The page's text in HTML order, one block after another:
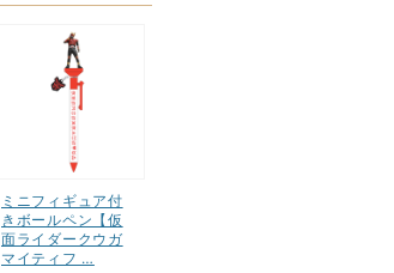
ミニフィギュア付
きボールペン【仮
面ライダークウガ
マイティフ …